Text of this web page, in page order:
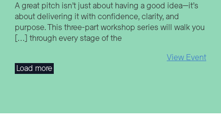
A great pitch isn’t just about having a good idea—it’s
about delivering it with confidence, clarity, and
purpose. This three-part workshop series will walk you
through every stage of the […]
View Event
Load more